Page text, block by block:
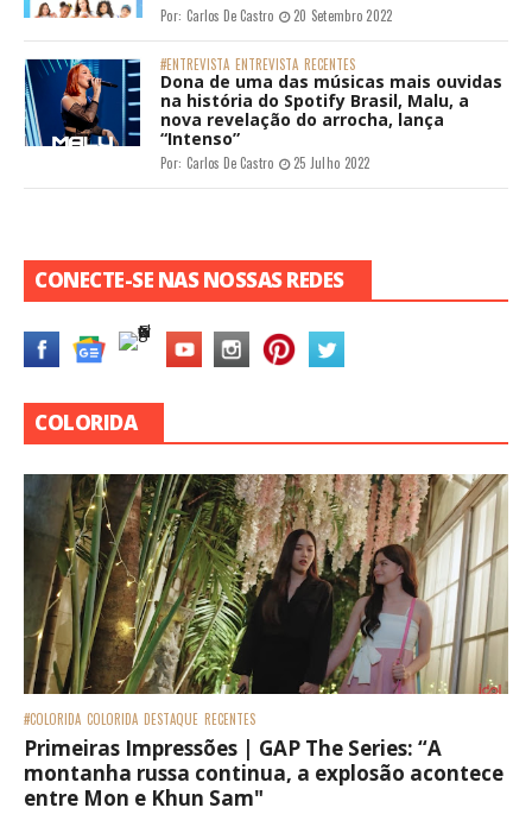
Por: Carlos De Castro 20 Setembro 2022
#ENTREVISTA ENTREVISTA RECENTES
Dona de uma das músicas mais ouvidas
na história do Spotify Brasil, Malu, a
nova revelação do arrocha, lança
“Intenso”
Por: Carlos De Castro 25 Julho 2022
CONECTE-SE NAS NOSSAS REDES
COLORIDA
#COLORIDA COLORIDA DESTAQUE RECENTES
Primeiras Impressões | GAP The Series: “A
montanha russa continua, a explosão acontece
entre Mon e Khun Sam"